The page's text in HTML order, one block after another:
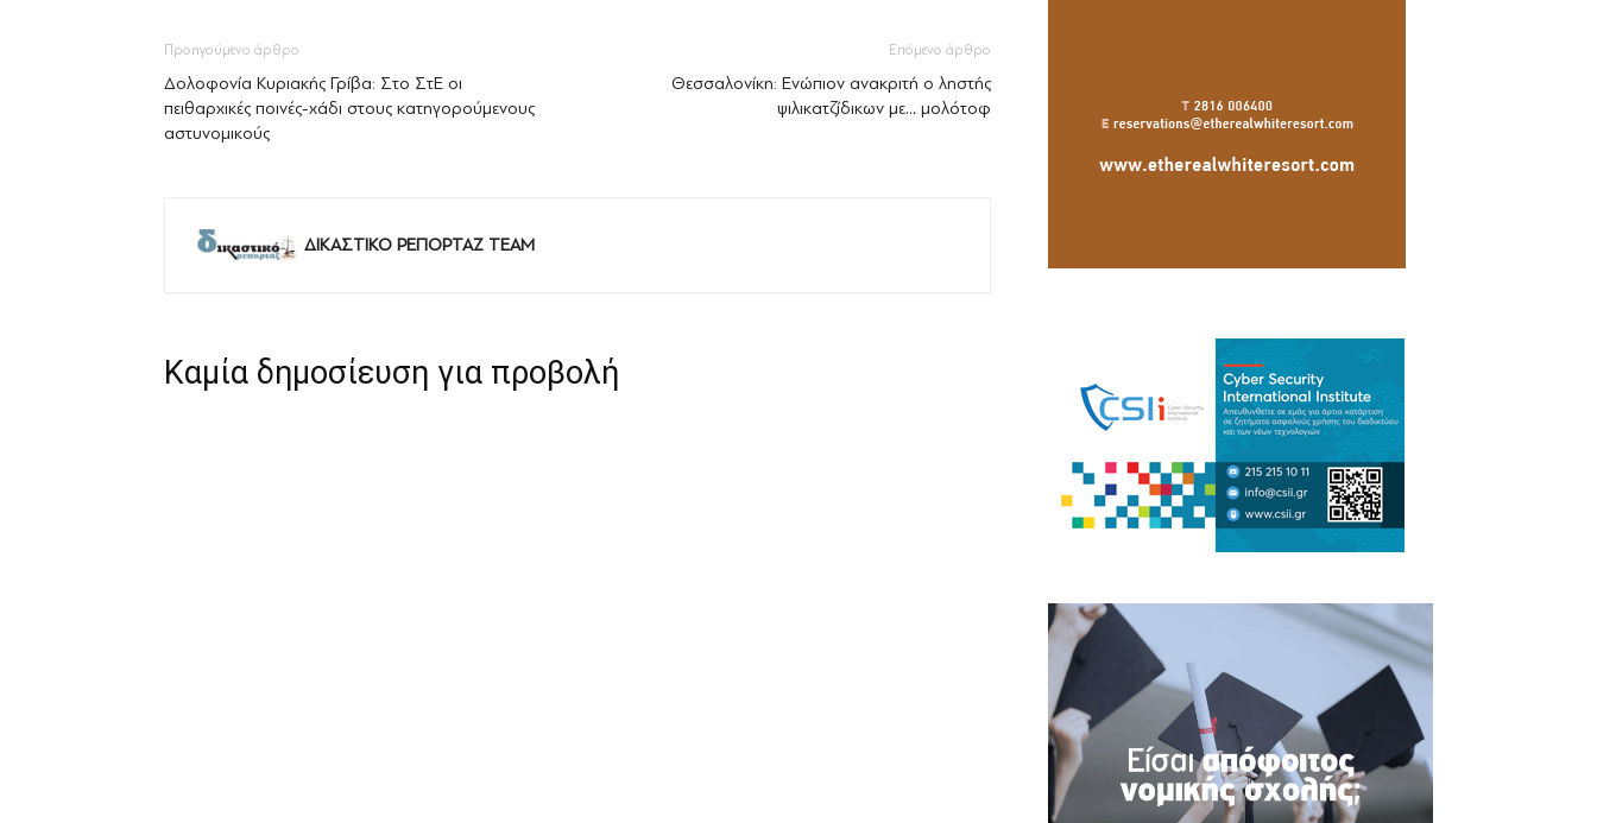
Προηγούμενο άρθρο
Δολοφονία Κυριακής Γρίβα: Στο ΣτΕ οι
πειθαρχικές ποινές-χάδι στους κατηγορούμενους
αστυνομικούς
Επόμενο άρθρο
Θεσσαλονίκη: Ενώπιον ανακριτή ο ληστής
ψιλικατζίδικων με… μολότοφ
ΔΙΚΑΣΤΙΚΟ ΡΕΠΟΡΤΑΖ TEAM
Καμία δημοσίευση για προβολή